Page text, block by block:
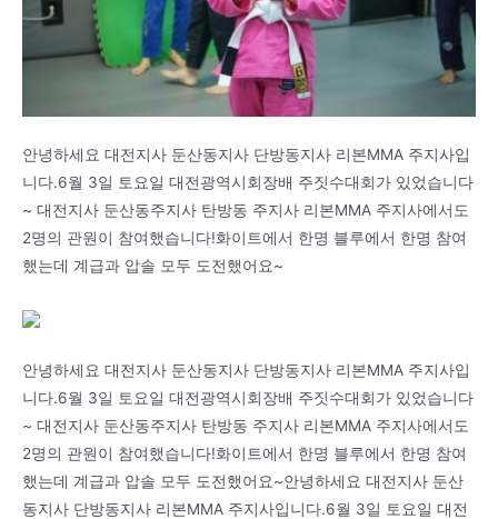
안녕하세요 대전지사 둔산동지사 단방동지사 리본MMA 주지사입
니다.6월 3일 토요일 대전광역시회장배 주짓수대회가 있었습니다
~ 대전지사 둔산동주지사 탄방동 주지사 리본MMA 주지사에서도
2명의 관원이 참여했습니다!화이트에서 한명 블루에서 한명 참여
했는데 계급과 압솔 모두 도전했어요~
안녕하세요 대전지사 둔산동지사 단방동지사 리본MMA 주지사입
니다.6월 3일 토요일 대전광역시회장배 주짓수대회가 있었습니다
~ 대전지사 둔산동주지사 탄방동 주지사 리본MMA 주지사에서도
2명의 관원이 참여했습니다!화이트에서 한명 블루에서 한명 참여
했는데 계급과 압솔 모두 도전했어요~안녕하세요 대전지사 둔산
동지사 단방동지사 리본MMA 주지사입니다.6월 3일 토요일 대전